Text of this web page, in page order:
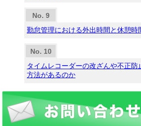
勤怠管理における外出時間と休憩時
タイムレコーダーの改ざんや不正防
方法があるのか